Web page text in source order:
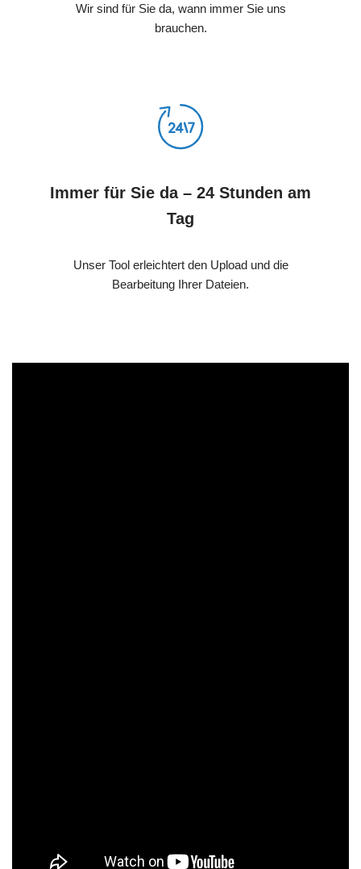
Wir sind für Sie da, wann immer Sie uns
brauchen.
Immer für Sie da – 24 Stunden am
Tag
Unser Tool erleichtert den Upload und die
Bearbeitung Ihrer Dateien.